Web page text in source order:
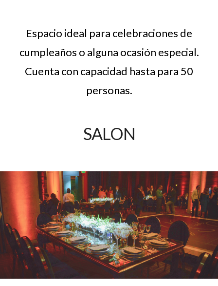
Espacio ideal para celebraciones de
cumpleaños o alguna ocasión especial.
Cuenta con capacidad hasta para 50
personas.
SALON